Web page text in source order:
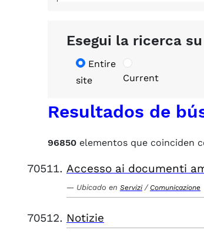
Esegui la ricerca
Entire
site
Current
Resultados de
96850 elementos que coinciden
Accesso ai documenti
Ubicado en Servizi / Comunicazione
Notizie